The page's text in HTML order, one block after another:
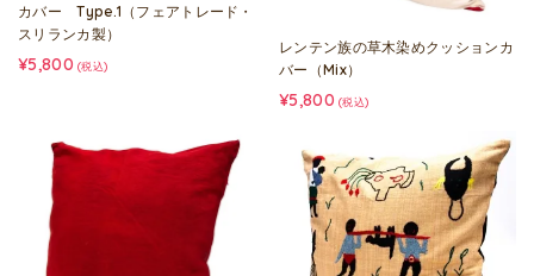
カバー Type.1（フェアトレード・
スリランカ製）
¥5,800 (税込)
レンテン族の草木染めクッションカ
バー（Mix）
¥5,800 (税込)